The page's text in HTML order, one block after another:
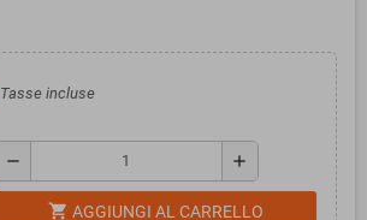
Tasse incluse
remove add
shopping_cart AGGIUNGI AL CARRELLO